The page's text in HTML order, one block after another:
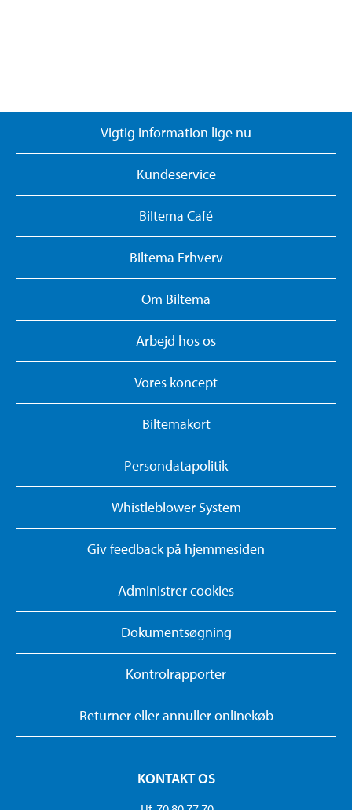
Vigtig information lige nu
Kundeservice
Biltema Café
Biltema Erhverv
Om Biltema
Arbejd hos os
Vores koncept
Biltemakort
Persondatapolitik
Whistleblower System
Giv feedback på hjemmesiden
Administrer cookies
Dokumentsøgning
Kontrolrapporter
Returner eller annuller onlinekøb
KONTAKT OS